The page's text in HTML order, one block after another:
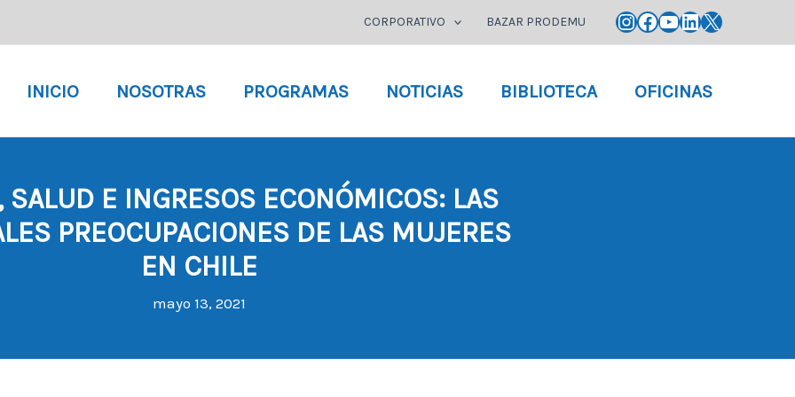
CORPORATIVO BAZAR PRODEMU Instagram
Facebook
YouTube
LinkedIn
X
INICIO NOSOTRAS PROGRAMAS NOTICIAS BIBLIOTECA OFICINAS
SALUD E INGRESOS ECONÓMICOS: LAS
PREOCUPACIONES DE LAS MUJERES
EN CHILE
mayo 13, 2021